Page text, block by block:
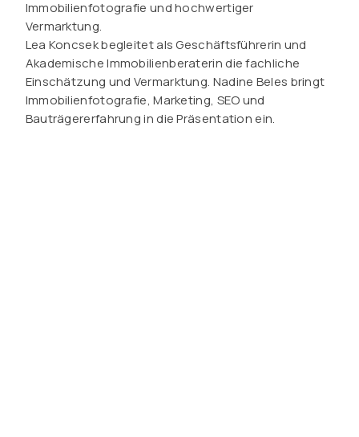
Immobilienfotografie und hochwertiger
Vermarktung.
Lea Koncsek begleitet als Geschäftsführerin und
Akademische Immobilienberaterin die fachliche
Einschätzung und Vermarktung. Nadine Beles bringt
Immobilienfotografie, Marketing, SEO und
Bauträgererfahrung in die Präsentation ein.